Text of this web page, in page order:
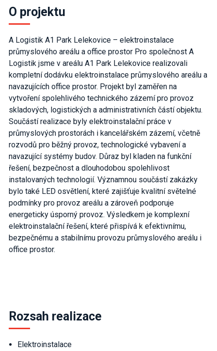
O projektu
A Logistik A1 Park Lelekovice – elektroinstalace
průmyslového areálu a office prostor Pro společnost A
Logistik jsme v areálu A1 Park Lelekovice realizovali
kompletní dodávku elektroinstalace průmyslového areálu a
navazujících office prostor. Projekt byl zaměřen na
vytvoření spolehlivého technického zázemí pro provoz
skladových, logistických a administrativních částí objektu.
Součástí realizace byly elektroinstalační práce v
průmyslových prostorách i kancelářském zázemí, včetně
rozvodů pro běžný provoz, technologické vybavení a
navazující systémy budov. Důraz byl kladen na funkční
řešení, bezpečnost a dlouhodobou spolehlivost
instalovaných technologií. Významnou součástí zakázky
bylo také LED osvětlení, které zajišťuje kvalitní světelné
podmínky pro provoz areálu a zároveň podporuje
energeticky úsporný provoz. Výsledkem je komplexní
elektroinstalační řešení, které přispívá k efektivnímu,
bezpečnému a stabilnímu provozu průmyslového areálu i
office prostor.
Rozsah realizace
Elektroinstalace